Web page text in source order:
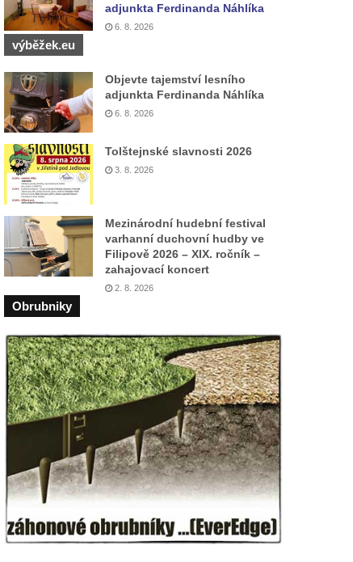
adjunkta Ferdinanda Náhlíka
6. 8. 2026
výběžek.eu
Objevte tajemství lesního
adjunkta Ferdinanda Náhlíka
6. 8. 2026
Tolštejnské slavnosti 2026
3. 8. 2026
Mezinárodní hudební festival
varhanní duchovní hudby ve
Filipově 2026 – XIX. ročník –
zahajovací koncert
2. 8. 2026
Obrubniky